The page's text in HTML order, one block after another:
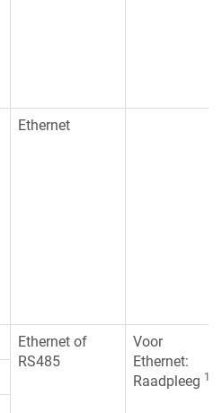
Ethernet
Ethernet of
RS485
Voor
Ethernet:
Raadpleeg 1)